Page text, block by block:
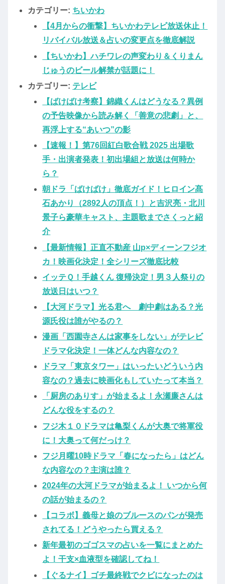
カテゴリー: ちいかわ
【4月からの衝撃】ちいかわテレビ放送休止！
リバイバル放送＆占いの変更点を徹底解説
【ちいかわ】ハチワレの声変わり＆くりまん
じゅうのビール解禁が話題に！
カテゴリー: テレビ
【ばけばけ考察】錦織くんはどうなる？異例
の予告映像から読み解く「善意の悲劇」と、
再浮上する“あいつ”の影
【速報！】第76回紅白歌合戦 2025 出場歌
手・出演者発表！初出場組と放送は何時か
ら？
朝ドラ「ばけばけ」徹底ガイド！ヒロイン髙
石あかり（2892人の頂点！）と吉沢亮・北川
景子ら豪華キャスト、主題歌までさくっと紹
介
【最新情報】正直不動産 山p×ディーンフジオ
カ！映画化決定！全シリーズ徹底比較
イッテＱ！手越くん 復帰決定！男３人祭りの
放送日はいつ？
【大河ドラマ】光る君へ 劇中劇はある？光
源氏役は誰がやるの？
漫画「西園寺さんは家事をしない」がテレビ
ドラマ化決定！一体どんな内容なの？
ドラマ「東京タワー」はいったいどういう内
容なの？過去に映画化もしていたって本当？
「厨房のありす」が始まるよ！永瀬廉さんは
どんな役をするの？
フジ木１０ドラマは亀梨くんが大奥で将軍役
に！大奥って何だっけ？
フジ月曜10時ドラマ「春になったら」はどん
な内容なの？主演は誰？
2024年の大河ドラマが始まるよ！ いつから何
の話が始まるの？
【コラボ】義母と娘のブルースのパンが発売
されてる！どうやったら買える？
新年最初のゴゴスマの占いを一覧にまとめた
よ！干支×血液型を確認してね！
【ぐるナイ】ゴチ最終戦でクビになったのは